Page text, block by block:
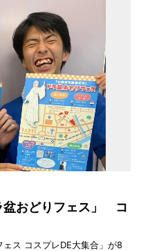
盆おどりフェス」 コ
ス コスプレDE大集合」が8